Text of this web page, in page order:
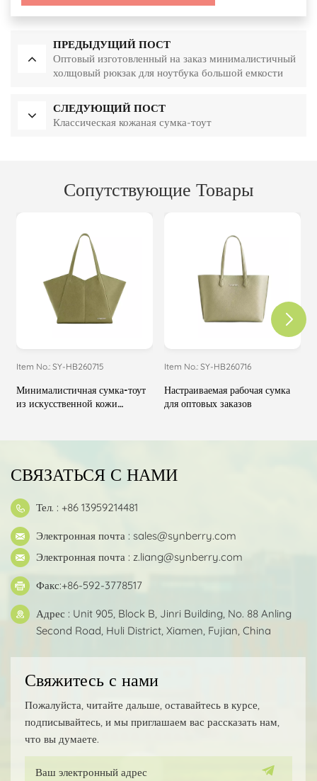
ПРЕДЫДУЩИЙ ПОСТ
Оптовый изготовленный на заказ минималистичный
холщовый рюкзак для ноутбука большой емкости
СЛЕДУЮЩИЙ ПОСТ
Классическая кожаная сумка-тоут
Сопутствующие Товары
Item No.: SY-HB260715
Минималистичная сумка-тоут
из искусственной кожи
Item No.: SY-HB260716
Настраиваемая рабочая сумка
для оптовых заказов
СВЯЗАТЬСЯ С НАМИ
Тел. : +86 13959214481
Электронная почта : sales@synberry.com
Электронная почта : z.liang@synberry.com
Факс:+86-592-3778517
Адрес : Unit 905, Block B, Jinri Building, No. 88 Anling
Second Road, Huli District, Xiamen, Fujian, China
Свяжитесь с нами
Пожалуйста, читайте дальше, оставайтесь в курсе,
подписывайтесь, и мы приглашаем вас рассказать нам,
что вы думаете.